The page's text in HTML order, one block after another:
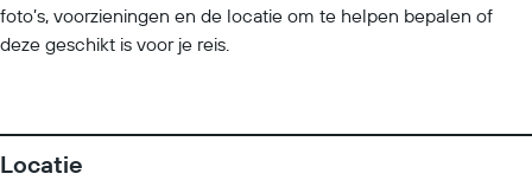
foto’s, voorzieningen en de locatie om te helpen bepalen of
deze geschikt is voor je reis.
Locatie